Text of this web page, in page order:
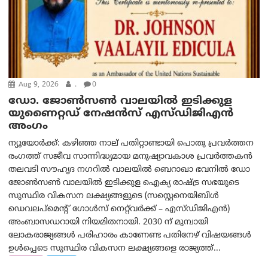
Aug 9, 2026 . 0
ഡോ. ജോൺസൺ വാലയിൽ ഇടിക്കുള
യുണൈറ്റഡ് നേഷൻസ് എസ്ഡിജിഎൻ
അംഗം
ന്യൂയോര്‍ക്ക്: കഴിഞ്ഞ നാല് പതിറ്റാണ്ടായി പൊതു പ്രവർത്തന
രംഗത്ത് സജീവ സാന്നിദ്ധ്യമായ മനുഷ്യാവകാശ പ്രവർത്തകൻ
തലവടി സൗഹൃദ നഗറിൽ വാലയിൽ ബെറാഖാ ഭവനിൽ ഡോ
ജോൺസൺ വാലയിൽ ഇടിക്കുള ഐക്യ രാഷ്ട്ര സഭയുടെ
സുസ്ഥിര വികസന ലക്ഷ്യങ്ങളുടെ (സസ്റ്റെനെയിബിൾ
ഡെവലപ്‌മെന്റ് ഗോൾസ് നെറ്റ്‌വർക്ക് – എസ്ഡിജിഎൻ)
അംബാസഡറായി നിയമിതനായി. 2030 ന് മുമ്പായി
ലോകരാജ്യങ്ങൾ പരിഹാരം കാണേണ്ട പതിനേഴ് വിഷയങ്ങൾ
ഉൾപ്പെടെ സുസ്ഥിര വികസന ലക്ഷ്യങ്ങളെ രാജ്യത്ത്...